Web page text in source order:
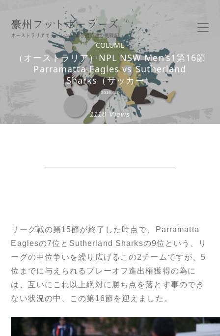
豪州フットボーラーズ
オーストラリアでチャレンジする選手達の挑戦記
COLUME
（オーストラリア）NPL NSW Men’s1第16節
Parramatta Eagles vs Sutherland
Sharks（サッカー）
2016.4.7
1118 Views
リーグ戦の第15節が終了した時点で、Parramatta
Eaglesの7位とSutherland Sharksの9位という、リ
ーグの中位争いを繰り広げるこの2チームですが、5
位までに与えられるプレーオフ進出権獲得の為に
は、互いにこれ以上絶対に勝ち点を落とす事のでき
ない状況の中、この第16節を迎えました。